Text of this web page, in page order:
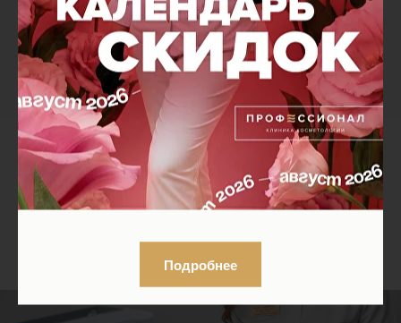
Перед проведением процедуры обязательна
консультация врача.
Подробнее